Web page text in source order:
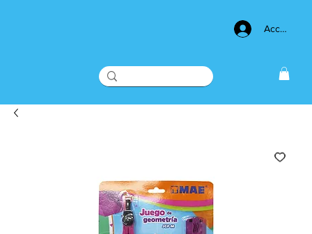
Acceso